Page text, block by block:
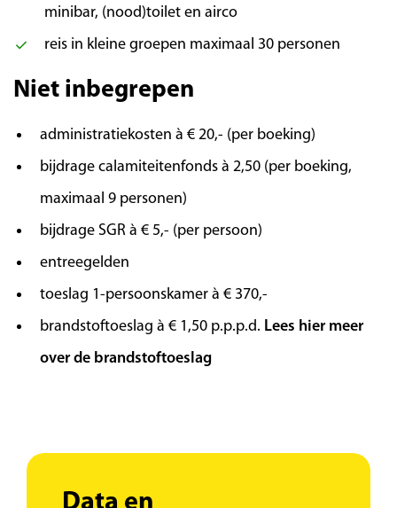
u genieten van een proeverij van drie wijnen.
Als afsluiting rijden we naar het kleine dorpje
Éze, waar de gerenommeerde parfumeur
Fragonard zijn heerlijke geuren en cosmetica
produceert. Een bezoek aan het bedrijf,
inclusief een korte workshop parfum maken,
Dag 5 | Vrije dag
Vandaag heeft u de tijd om Cannes op eigen
boulevard de la Croisette, strijk neer op een
terrasje voor een kop koffie, of geniet gewoon
van de sfeer van de stad.
Vandaag ontdekken wij het charmante en luxe
bekend werd door de acteur Louis de Funès,
minibar, (nood)toilet en airco
reis in kleine groepen maximaal 30 personen
Niet inbegrepen
administratiekosten à € 20,- (per boeking)
bijdrage calamiteitenfonds à 2,50 (per boeking,
maximaal 9 personen)
bijdrage SGR à € 5,- (per persoon)
entreegelden
toeslag 1-persoonskamer à € 370,-
brandstoftoeslag à € 1,50 p.p.p.d. Lees hier meer
over de brandstoftoeslag